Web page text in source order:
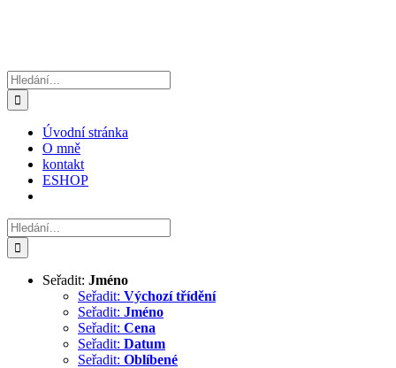
Hledat:
Úvodní stránka
O mně
kontakt
ESHOP
Hledat:
Seřadit: Jméno
Seřadit: Výchozí třídění
Seřadit: Jméno
Seřadit: Cena
Seřadit: Datum
Seřadit: Oblíbené